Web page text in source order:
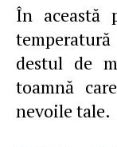
În această
destul de
toamnă
nevoile tale.